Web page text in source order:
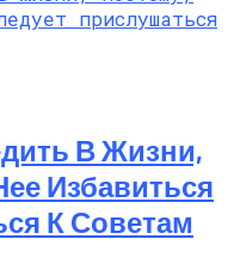
В Жизни,
Избавиться
К Советам